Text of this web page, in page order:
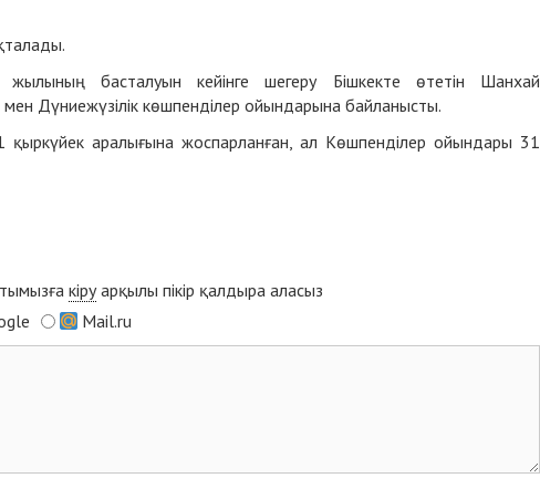
басталуын кейінге шегеру Бішкекте өтетін Шанхай
Дүниежүзілік көшпенділер ойындарына байланысты.
аралығына жоспарланған, ал Көшпенділер ойындары 31
кіруарқылы пікір қалдыра аласыз
Mail.ru